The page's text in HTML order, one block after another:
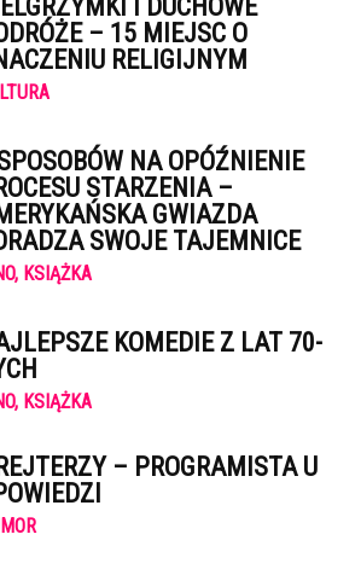
I DUCHOWE
– 15 MIEJSC O
RELIGIJNYM
NA OPÓŹNIENIE
STARZENIA –
GWIAZDA
SWOJE TAJEMNICE
KSIĄŻKA
KOMEDIE Z LAT 70-
KSIĄŻKA
– PROGRAMISTA U